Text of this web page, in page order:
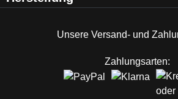
Unsere Versand- und
Zahlungsarten: